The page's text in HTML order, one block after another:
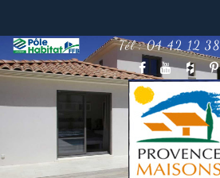
Tél :04 42 12
ACCUEIL
PROVENCE MAISONS
NOS RÉALISATIONS
CONSTRUCTION MAISON
MAISON BBC RE2020
NOTRE ACTUALITÉ